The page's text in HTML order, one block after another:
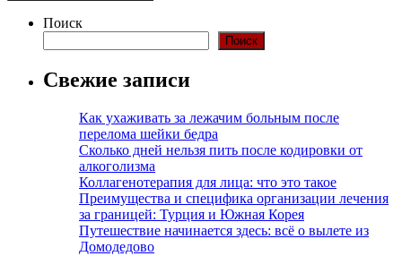
Поиск
Поиск
Свежие записи
Как ухаживать за лежачим больным после
перелома шейки бедра
Сколько дней нельзя пить после кодировки от
алкоголизма
Коллагенотерапия для лица: что это такое
Преимущества и специфика организации лечения
за границей: Турция и Южная Корея
Путешествие начинается здесь: всё о вылете из
Домодедово